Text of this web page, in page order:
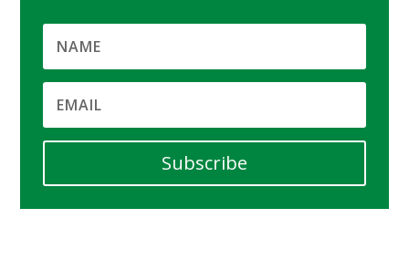
Subscribe